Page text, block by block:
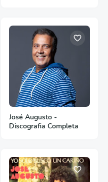
José Augusto -
Discografia Completa